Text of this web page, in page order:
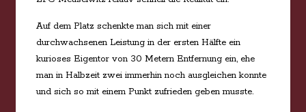
Auf dem Platz schenkte man sich mit einer
durchwachsenen Leistung in der ersten Hälfte ein
kurioses Eigentor von 30 Metern Entfernung ein, ehe
man in Halbzeit zwei immerhin noch ausgleichen konnte
und sich so mit einem Punkt zufrieden geben musste.